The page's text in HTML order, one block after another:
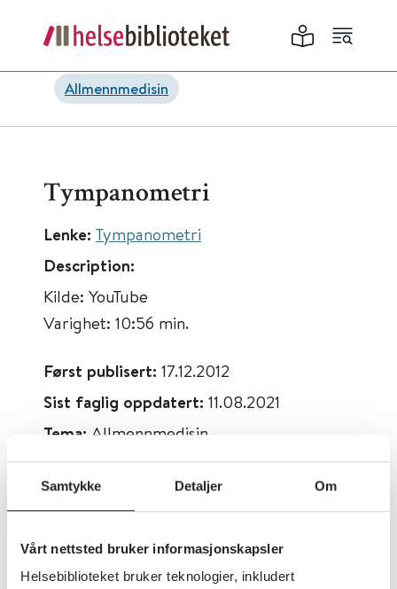
Samtykke Detaljer Om
Vårt nettsted bruker informasjonskapsler
Helsebiblioteket bruker teknologier, inkludert
Allmennmedisin
Tympanometri
Lenke: Tympanometri
Description:
Kilde: YouTube
Varighet: 10:56 min.
Først publisert: 17.12.2012
Sist faglig oppdatert: 11.08.2021
Tema: Allmennmedisin
Emner:Øre, nese og hals
Dokumenttype: Videoer